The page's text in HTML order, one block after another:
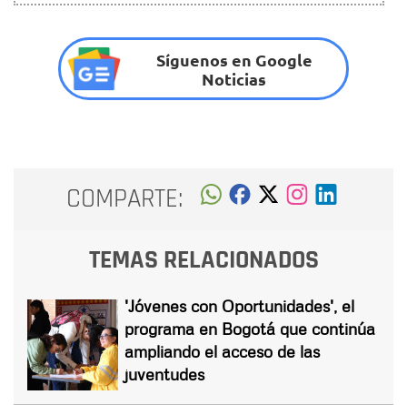
Síguenos en Google
Noticias
COMPARTE:
TEMAS RELACIONADOS
'Jóvenes con Oportunidades', el
programa en Bogotá que continúa
ampliando el acceso de las
juventudes